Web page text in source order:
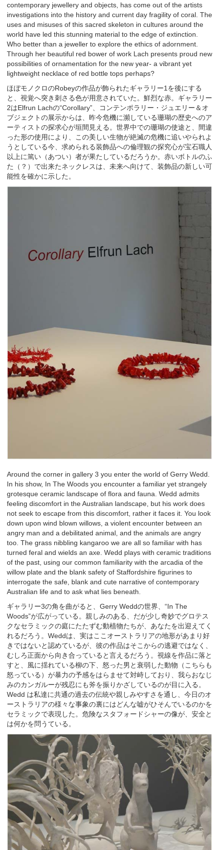
contemporary jewellery and objects, has come out of the artists
investigations into the history and current day fragility of coral. The
uses and misuses of this sacred skeleton in cultures around the
world have led this stunning material to the edge of extinction.
Who better than a jeweller to explore the ethics of adornment.
Through her beautiful red bower of work Lach presents proud new
possibilities of ornamentation for the new year- a vibrant yet
lightweight necklace of red bottle tops perhaps?
ほぼモノクロのRobeyの作品が飾られたギャラリー1を後にする
と、視覚へ突き刺さる色が用意されていた。鮮烈な赤。ギャラリー
2はElfrun Lachの“Corollary”、コンテンポラリー・ジュエリー＆オ
ブジェクトの展示からは、昨今危機に瀕している珊瑚の歴史へのア
ーティストの探求心が垣間見える。世界中での珊瑚の使途と、間違
った形の使用により、この美しい生物が絶滅の危機に追いやられよ
うとしている今、求められる装飾品への倫理観の探究心が宝石職人
以上に篤い（あつい）者が果たしているだろうか。赤いボトルのふ
た（？）で出来たネックレスは、未来へ向けて、装飾品の新しい可
能性を確かに示した。
Around the corner in gallery 3 you enter the world of Gerry Wedd.
In his show, In The Woods you encounter a familiar yet strangely
grotesque ceramic landscape of flora and fauna. Wedd admits
feeling discomfort in the Australian landscape, but his work does
not seek to escape from this discomfort, rather it faces it. You look
down upon wind blown willows, a violent encounter between an
angry man and a debilitated animal, and the animals are angry
too. The grass nibbling kangaroo we are all so familiar with has
turned feral and wields an axe. Wedd plays with ceramic traditions
of the past, using our common familiarity with the arcadia of the
willow plate and the blank safety of Staffordshire figurines to
interrogate the safe, blank and cute narrative of contemporary
Australian life and to ask what lies beneath.
ギャラリー3の角を曲がると、Gerry Weddの世界、“In The
Woods”が広がっている。親しみのある、だが少し奇妙でグロテス
クなセラミックの庭にたたずむ動植物たちが、あなたを出迎えてく
れるだろう。Weddは、実はここオーストラリアの地形があまり好
きではないと認めているが、彼の作品はそこからの逃避ではなく、
むしろ正面から向き合っていると言えるだろう。視線を作品に落と
すと、風に揺れている柳の下、怒った男と衰弱した動物（こちらも
怒っている）が暴力の予感をはらませて対峙しており、我らおなじ
みのカンガルーが残忍にも斧を振りかざしているのが目に入る。
Wedd は私達に共通の過去の伝統や親しみやすさを通し、今日のオ
ーストラリアの様々な事象の裏にはどんな嘘がひそんでいるのかを
セラミックで表現した。危険なスタフォードシャーの像が、安全と
は何かを問うている。